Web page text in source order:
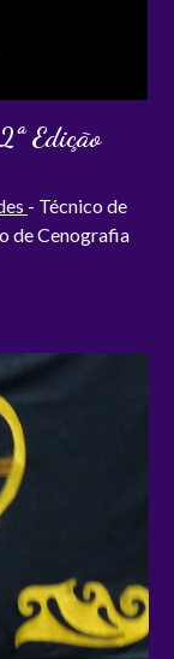
Edição
- Técnico de
de Cenografia